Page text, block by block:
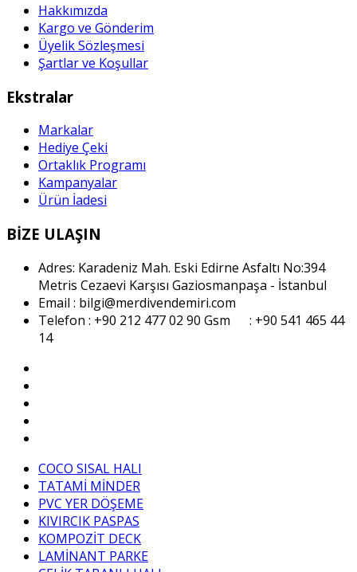
Hakkımızda
Kargo ve Gönderim
Üyelik Sözleşmesi
Şartlar ve Koşullar
Ekstralar
Markalar
Hediye Çeki
Ortaklık Programı
Kampanyalar
Ürün İadesi
BİZE ULAŞIN
Adres: Karadeniz Mah. Eski Edirne Asfaltı No:394
Metris Cezaevi Karşısı Gaziosmanpaşa - İstanbul
Email : bilgi@merdivendemiri.com
Telefon : +90 212 477 02 90 Gsm : +90 541 465 44
14
COCO SISAL HALI
TATAMİ MİNDER
PVC YER DÖŞEME
KIVIRCIK PASPAS
KOMPOZİT DECK
LAMİNANT PARKE